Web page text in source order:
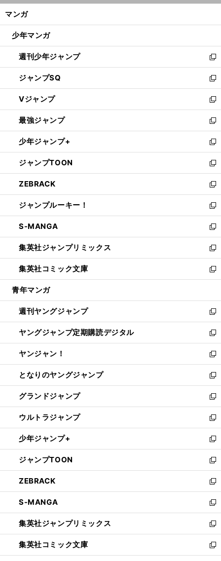
ン
ウ
開
く
マンガ
少年マンガ
週刊少年ジャンプ
新
し
い
ウ
ィ
ン
ド
ウ
で
開
く
ジャンプSQ
新
し
い
ウ
ィ
ン
ド
ウ
で
開
く
Vジャンプ
新
し
い
ウ
ィ
ン
ド
ウ
で
開
く
最強ジャンプ
新
し
い
ウ
ィ
ン
ド
ウ
で
開
く
少年ジャンプ+
新
し
い
ウ
ィ
ン
ド
ウ
で
開
く
ジャンプTOON
新
し
い
ウ
ィ
ン
ド
ウ
で
開
く
ZEBRACK
新
し
い
ウ
ィ
ン
ド
ウ
で
開
ジャンプルーキー！
新
し
い
ウ
ィ
ン
ド
ウ
開
く
S-MANGA
新
し
い
ウ
ィ
ン
ウ
で
開
く
集英社ジャンプリミックス
新
し
い
ウ
ン
ド
ウ
で
開
く
集英社コミック文庫
新
し
ウ
ィ
ン
ド
ウ
で
開
く
青年マンガ
週刊ヤングジャンプ
新
し
い
ウ
ィ
ン
ド
ウ
で
開
く
ヤングジャンプ定期購読デジタル
新
し
い
ウ
ィ
ン
ド
ウ
で
開
く
ヤンジャン！
新
し
い
ウ
ィ
ン
ド
ウ
で
開
く
となりのヤングジャンプ
新
し
い
ウ
ィ
ン
ド
ウ
で
開
く
グランドジャンプ
新
し
い
ウ
ィ
ン
ド
ウ
で
開
く
ウルトラジャンプ
新
し
い
ウ
ィ
ン
ド
ウ
で
開
く
少年ジャンプ+
新
し
い
ウ
ィ
ン
ド
ウ
で
開
く
ジャンプTOON
新
し
い
ウ
ィ
ン
ド
ウ
で
開
ZEBRACK
新
し
い
ウ
ィ
ン
ド
ウ
S-MANGA
新
し
い
ウ
ィ
ン
集英社ジャンプリミックス
新
し
い
ウ
集英社コミック文庫
新
し